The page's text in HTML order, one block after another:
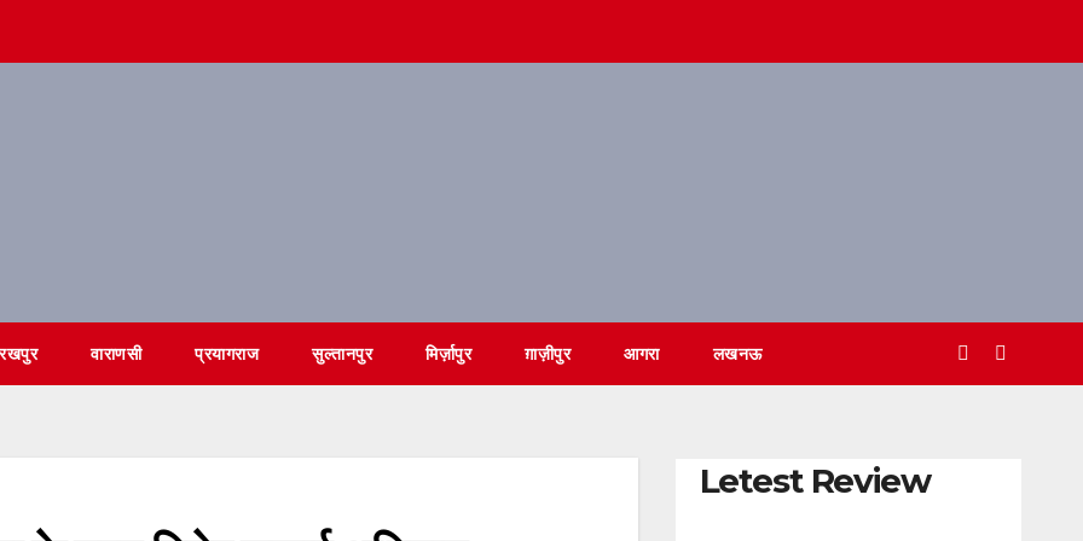
वाराणसी प्रयागराज सुल्तानपुर मिर्ज़ापुर ग़ाज़ीपुर आगरा लखनऊ
Letest Review